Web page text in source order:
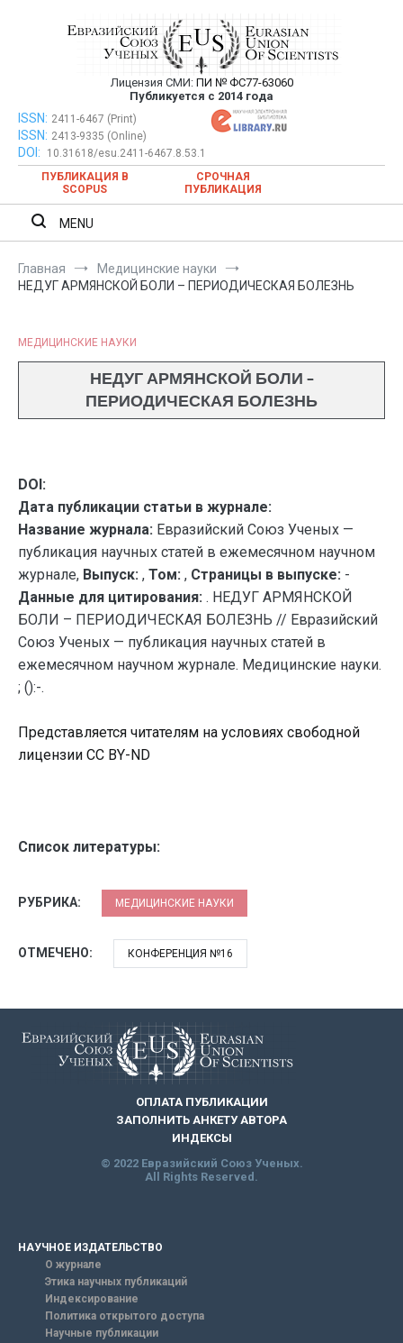
Евразийский Союз Ученых —
публикация научных статей в
ежемесячном научном журнале
Лицензия СМИ: ПИ № ФС77-63060
Публикуется с 2014 года
Евразийский Союз Ученых — публикация научных статей в
ежемесячном научном журнале
ISSN: 2411-6467 (Print)
ISSN: 2413-9335 (Online)
DOI:
10.31618/esu.2411-6467.8.53.1
ПУБЛИКАЦИЯ В
SCOPUS
СРОЧНАЯ
ПУБЛИКАЦИЯ
MENU
Главная
Медицинские науки
НЕДУГ АРМЯНСКОЙ БОЛИ – ПЕРИОДИЧЕСКАЯ БОЛЕЗНЬ
МЕДИЦИНСКИЕ НАУКИ
НЕДУГ АРМЯНСКОЙ БОЛИ –
ПЕРИОДИЧЕСКАЯ БОЛЕЗНЬ
DOI:
Дата публикации статьи в журнале:
Название журнала: Евразийский Союз Ученых —
публикация научных статей в ежемесячном научном
журнале, Выпуск: , Том: , Страницы в выпуске: -
Данные для цитирования: . НЕДУГ АРМЯНСКОЙ
БОЛИ – ПЕРИОДИЧЕСКАЯ БОЛЕЗНЬ // Евразийский
Союз Ученых — публикация научных статей в
ежемесячном научном журнале. Медицинские науки.
; ():-.
Представляется читателям на условиях свободной
лицензии CC BY-ND
Список литературы:
РУБРИКА: МЕДИЦИНСКИЕ НАУКИ
ОТМЕЧЕНО: КОНФЕРЕНЦИЯ №16
ОПЛАТА ПУБЛИКАЦИИ
ЗАПОЛНИТЬ АНКЕТУ АВТОРА
ИНДЕКСЫ
© 2022 Евразийский Союз Ученых.
All Rights Reserved.
НАУЧНОЕ ИЗДАТЕЛЬСТВО
О журнале
Этика научных публикаций
Индексирование
Политика открытого доступа
Научные публикации